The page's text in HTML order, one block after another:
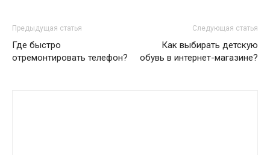
Предыдущая статья
Где быстро
отремонтировать телефон?
Следующая статья
Как выбирать детскую
обувь в интернет-магазине?